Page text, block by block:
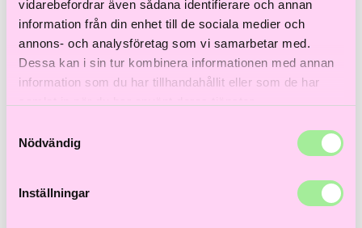
vidarebefordrar även sådana identifierare och annan
information från din enhet till de sociala medier och
annons- och analysföretag som vi samarbetar med.
Dessa kan i sin tur kombinera informationen med annan
information som du har tillhandahållit eller som de har
Nödvändig
Inställningar
Hem>Åldrande hår> Xtra Large Bombshell